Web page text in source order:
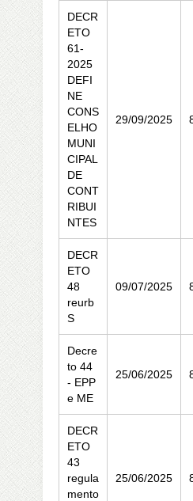
DECR
ETO
61-
2025
DEFI
NE
CONS
ELHO
MUNI
CIPAL
DE
CONT
RIBUI
NTES
29/09/2025
DECR
ETO
48
reurb
S
09/07/2025
Decre
to 44
- EPP
e ME
25/06/2025
DECR
ETO
43
regula
mento
25/06/2025